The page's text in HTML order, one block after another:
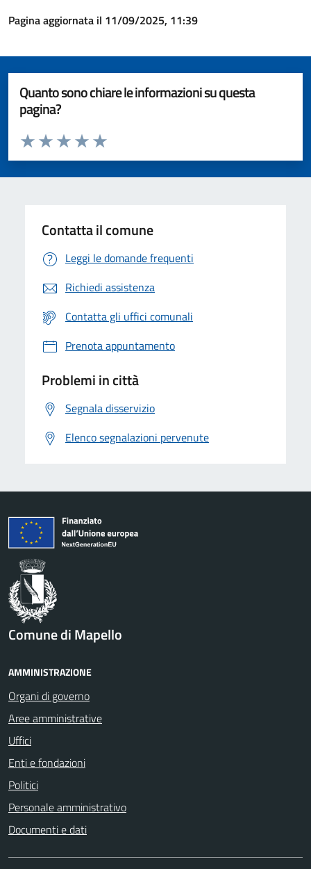
Pagina aggiornata il 11/09/2025, 11:39
Quanto sono chiare le informazioni su questa
pagina?
Valuta da 1 a 5 stelle la pagina
Valuta 5 stelle su 5
Valuta 4 stelle su 5
Valuta 3 stelle su 5
Valuta 2 stelle su 5
Valuta 1 stelle su 5
Contatta il comune
Leggi le domande frequenti
Richiedi assistenza
Contatta gli uffici comunali
Prenota appuntamento
Problemi in città
Segnala disservizio
Elenco segnalazioni pervenute
Comune di Mapello
AMMINISTRAZIONE
Organi di governo
Aree amministrative
Uffici
Enti e fondazioni
Politici
Personale amministrativo
Documenti e dati